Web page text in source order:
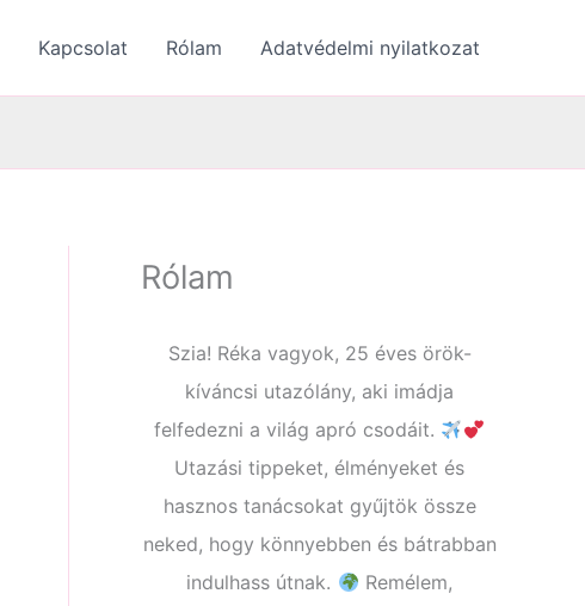
Kapcsolat Rólam Adatvédelmi nyilatkozat
Rólam
Szia! Réka vagyok, 25 éves örök-
kíváncsi utazólány, aki imádja
felfedezni a világ apró csodáit.
Utazási tippeket, élményeket és
hasznos tanácsokat gyűjtök össze
neked, hogy könnyebben és bátrabban
indulhass útnak.
Remélem,